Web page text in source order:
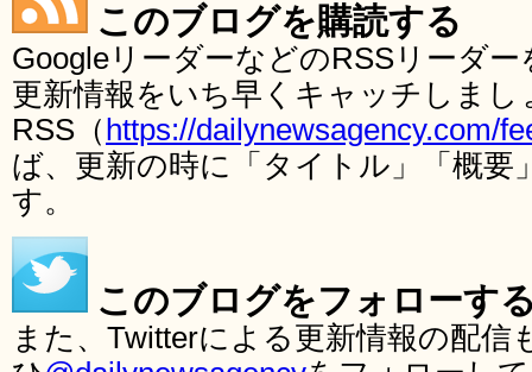
このブログを購読する
GoogleリーダーなどのRSSリーダ
更新情報をいち早くキャッチしま
RSS（ https://dailynewsagency.com/
ば、更新の時に「タイトル」「概要
す。
このブログをフォローす
また、Twitterによる更新情報の配